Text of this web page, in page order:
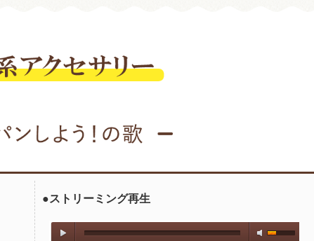
●ストリーミング再生